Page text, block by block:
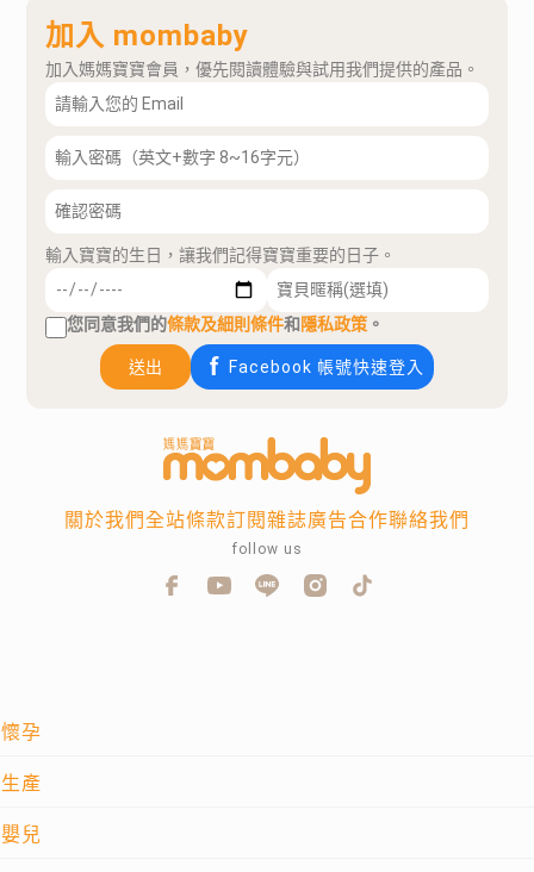
加入 mombaby
加入媽媽寶寶會員，優先閱讀體驗與試用我們提供的產品。
輸入寶寶的生日，讓我們記得寶寶重要的日子。
您同意我們的條款及細則條件和隱私政策 。
送出 Facebook 帳號快速登入
懷孕
生產
嬰兒
關於我們全站條款訂閱雜誌廣告合作聯絡我們
follow us